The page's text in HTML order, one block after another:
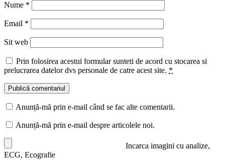
Nume *
Email *
Sit web
Prin folosirea acestui formular sunteti de acord cu stocarea si
prelucrarea datelor dvs personale de catre acest site. *
Anunță-mă prin e-mail când se fac alte comentarii.
Anunță-mă prin e-mail despre articolele noi.
Incarca imagini cu analize,
ECG, Ecografie